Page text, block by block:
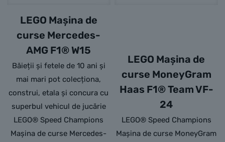
LEGO Mașina de
curse Mercedes-
AMG F1® W15
Băieții și fetele de 10 ani și
mai mari pot colecționa,
construi, etala și concura cu
superbul vehicul de jucărie
LEGO® Speed Champions
Mașina de curse Mercedes-
LEGO Mașina de
curse MoneyGram
Haas F1® Team VF-
24
LEGO® Speed Champions
Mașina de curse MoneyGram